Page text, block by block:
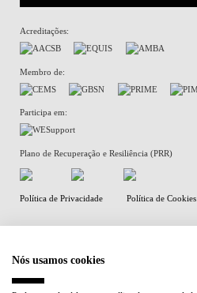
Acreditações:
Membro de:
Participa em:
Plano de Recuperação e Resiliência (PRR)
Política de Privacidade Política de Cookies
Nós usamos cookies